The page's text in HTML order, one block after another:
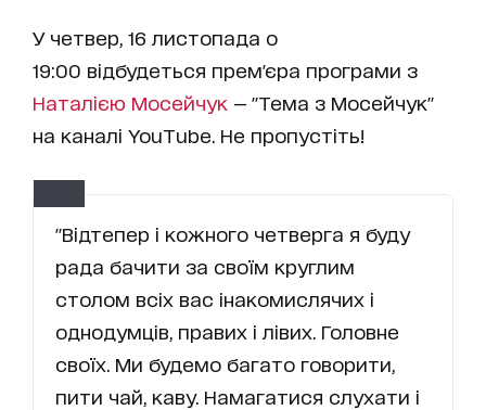
У четвер, 16 листопада о
19:00 відбудеться прем'єра програми з
Наталією Мосейчук — "Тема з Мосейчук"
на каналі YouTube. Не пропустіть!
"Відтепер і кожного четверга я буду
рада бачити за своїм круглим
столом всіх вас інакомислячих і
однодумців, правих і лівих. Головне
своїх. Ми будемо багато говорити,
пити чай, каву. Намагатися слухати і